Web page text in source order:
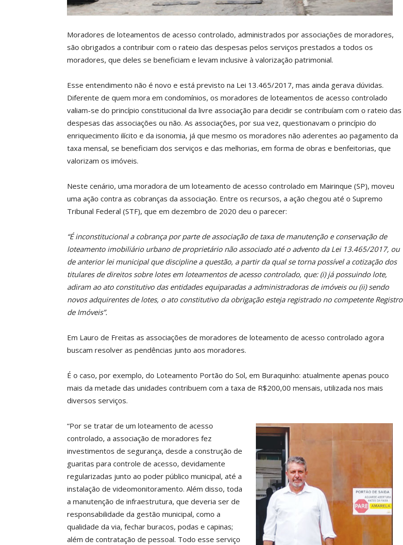
Moradores de loteamentos de acesso controlado, administrados por associações de moradores,
são obrigados a contribuir com o rateio das despesas pelos serviços prestados a todos os
moradores, que deles se beneficiam e levam inclusive à valorização patrimonial.
Esse entendimento não é novo e está previsto na Lei 13.465/2017, mas ainda gerava dúvidas.
Diferente de quem mora em condomínios, os moradores de loteamentos de acesso controlado
valiam-se do princípio constitucional da livre associação para decidir se contribuíam com o rateio das
despesas das associações ou não. As associações, por sua vez, questionavam o princípio do
enriquecimento ilícito e da isonomia, já que mesmo os moradores não aderentes ao pagamento da
taxa mensal, se beneficiam dos serviços e das melhorias, em forma de obras e benfeitorias, que
valorizam os imóveis.
Neste cenário, uma moradora de um loteamento de acesso controlado em Mairinque (SP), moveu
uma ação contra as cobranças da associação. Entre os recursos, a ação chegou até o Supremo
Tribunal Federal (STF), que em dezembro de 2020 deu o parecer:
“É inconstitucional a cobrança por parte de associação de taxa de manutenção e conservação de
loteamento imobiliário urbano de proprietário não associado até o advento da Lei 13.465/2017, ou
de anterior lei municipal que discipline a questão, a partir da qual se torna possível a cotização dos
titulares de direitos sobre lotes em loteamentos de acesso controlado, que: (i) já possuindo lote,
adiram ao ato constitutivo das entidades equiparadas a administradoras de imóveis ou (ii) sendo
novos adquirentes de lotes, o ato constitutivo da obrigação esteja registrado no competente Registro
de Imóveis”.
Em Lauro de Freitas as associações de moradores de loteamento de acesso controlado agora
buscam resolver as pendências junto aos moradores.
É o caso, por exemplo, do Loteamento Portão do Sol, em Buraquinho: atualmente apenas pouco
mais da metade das unidades contribuem com a taxa de R$200,00 mensais, utilizada nos mais
diversos serviços.
“Por se tratar de um loteamento de acesso
controlado, a associação de moradores fez
investimentos de segurança, desde a construção de
guaritas para controle de acesso, devidamente
regularizadas junto ao poder público municipal, até a
instalação de videomonitoramento. Além disso, toda
a manutenção de infraestrutura, que deveria ser de
responsabilidade da gestão municipal, como a
qualidade da via, fechar buracos, podas e capinas;
além de contratação de pessoal. Todo esse serviço